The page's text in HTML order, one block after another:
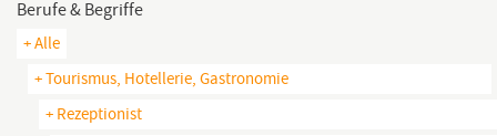
Berufe & Begriffe
+ Alle
+ Tourismus, Hotellerie, Gastronomie
+ Rezeptionist